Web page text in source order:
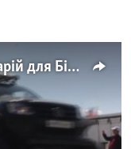
Путін готує Донбаський сценарій для Білорусі? (відео)
available